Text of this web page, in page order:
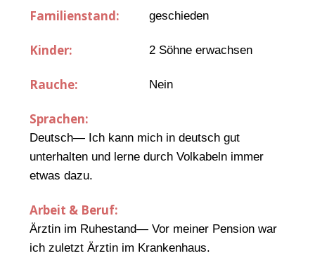
Familienstand: geschieden
Kinder: 2 Söhne erwachsen
Rauche: Nein
Sprachen:
Deutsch— Ich kann mich in deutsch gut
unterhalten und lerne durch Volkabeln immer
etwas dazu.
Arbeit & Beruf:
Ärztin im Ruhestand— Vor meiner Pension war
ich zuletzt Ärztin im Krankenhaus.